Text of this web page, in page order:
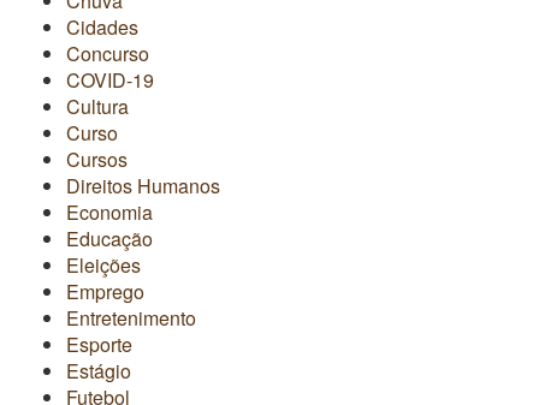
Cidades
Concurso
COVID-19
Cultura
Curso
Cursos
Direitos Humanos
Economia
Educação
Eleições
Emprego
Entretenimento
Esporte
Estágio
Futebol